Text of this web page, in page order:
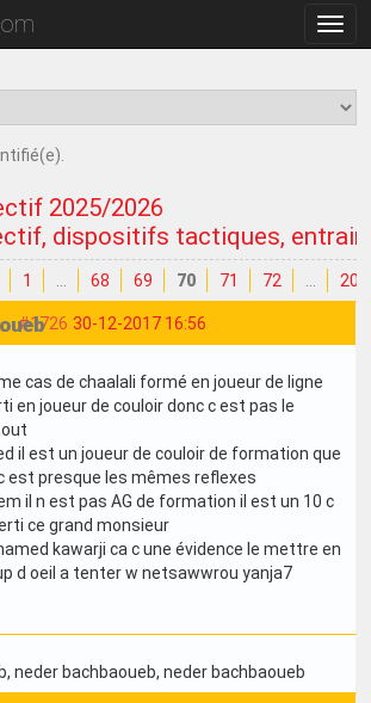
la
2025/2026
dispositifs tactiques,
1 68 69 70 71 72 202
#1726 30-12-2017 16:56
cas de chaalali formé en joueur de ligne
en joueur de couloir donc c est pas le
il est un joueur de couloir de formation que
est presque les mêmes reflexes
il n est pas AG de formation il est un 10 c
ce grand monsieur
kawarji ca c une évidence le mettre en
d oeil a tenter w netsawwrou yanja7
, neder bachbaoueb, neder bachbaoueb